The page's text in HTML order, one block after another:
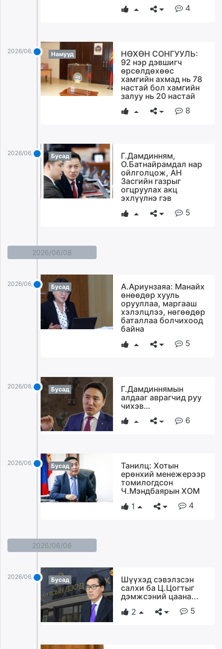
4
2026/06/09 Намууд
НӨХӨН СОНГУУЛЬ:
92 нэр дэвшигч
өрсөлдөхөөс
хамгийн ахмад нь 78
настай бол хамгийн
залуу нь 20 настай
8
2026/06/09 Бусад
Г.Дамдинням,
О.Батнайрамдал нар
ойлголцож, АН
Засгийн газрыг
огцруулах акц
эхлүүлнэ гэв
5
2026/06/08
2026/06/08 Бусад
А.Ариунзаяа: Манайх
өнөөдөр хууль
орууллаа, маргааш
хэлэлцлээ, нөгөөдөр
баталлаа болчихоод
байна
5
2026/06/08 Бусад
Г.Дамдиннямын
алдааг аврагчид руу
чихэв…
6
2026/06/08 Бусад
Танилц: Хотын
ерөнхий менежерээр
томилогдсон
Ч.Мэндбаярын ХОМ
1
4
2026/06/06
2026/06/06 Бусад
Шүүхэд сэвэлзсэн
салхи ба Ц.Цогтыг
дэмжсэний цаана...
2
5